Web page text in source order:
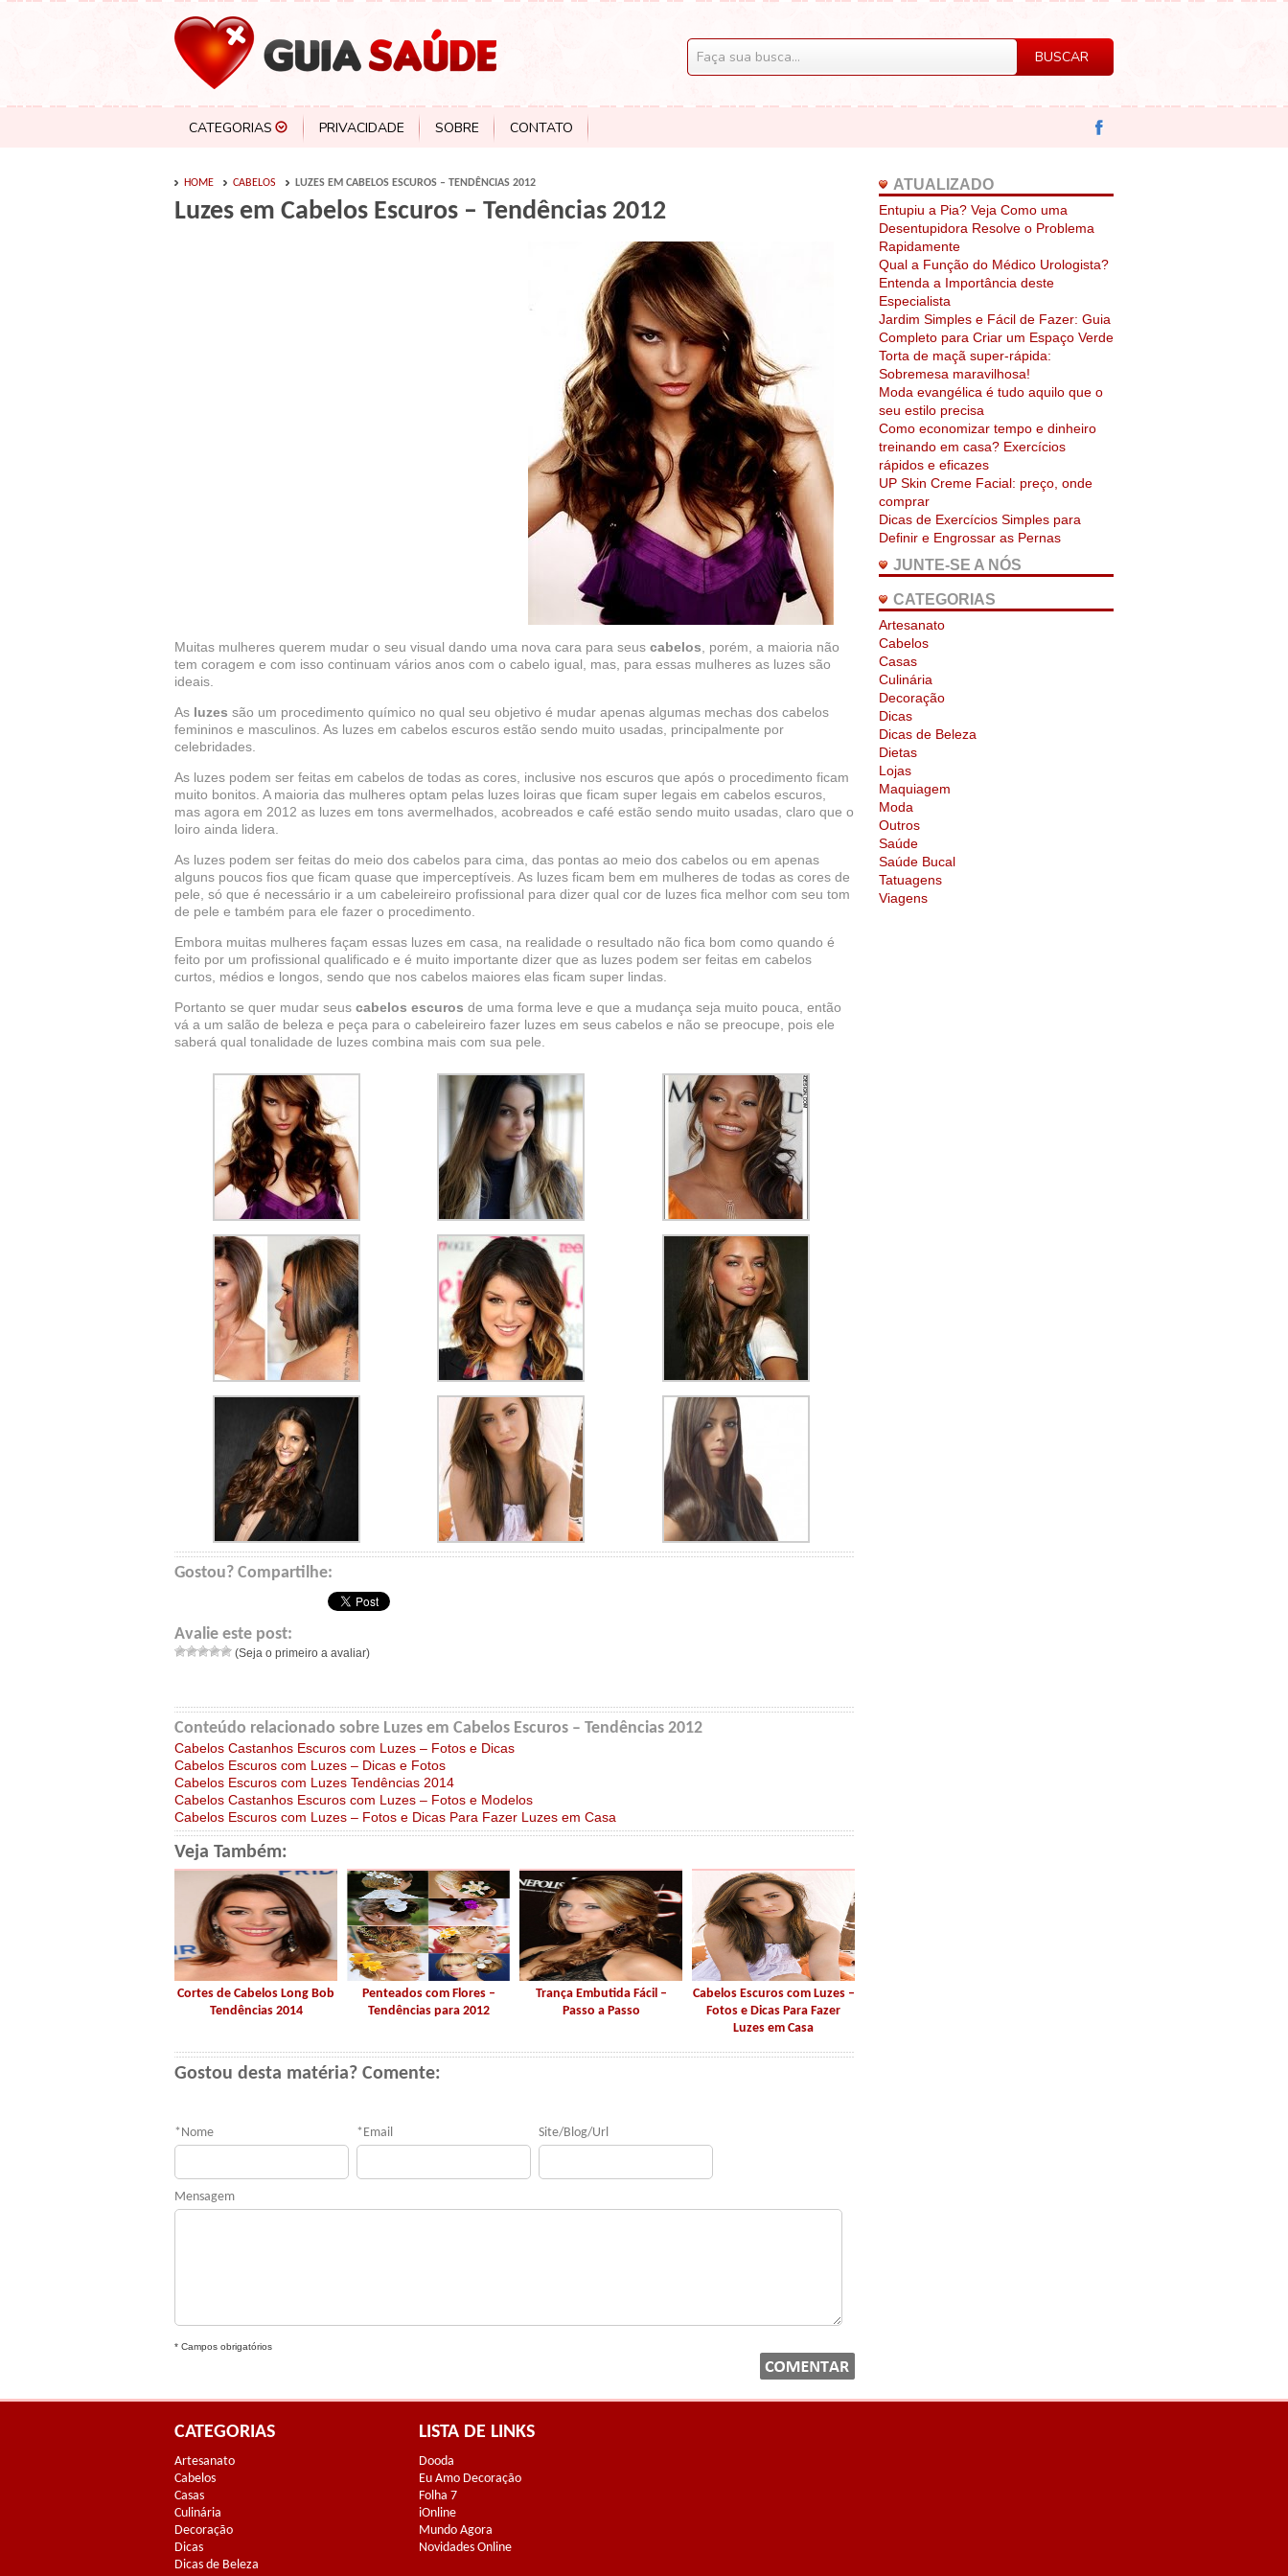
CATEGORIAS PRIVACIDADE SOBRE CONTATO
HOME CABELOS LUZES EM CABELOS ESCUROS – TENDÊNCIAS 2012
Luzes em Cabelos Escuros – Tendências 2012
Muitas mulheres querem mudar o seu visual dando uma nova cara para seus cabelos , porém, a maioria não
tem coragem e com isso continuam vários anos com o cabelo igual, mas, para essas mulheres as luzes são
ideais.
As luzes são um procedimento químico no qual seu objetivo é mudar apenas algumas mechas dos cabelos
femininos e masculinos. As luzes em cabelos escuros estão sendo muito usadas, principalmente por
celebridades.
As luzes podem ser feitas em cabelos de todas as cores, inclusive nos escuros que após o procedimento ficam
muito bonitos. A maioria das mulheres optam pelas luzes loiras que ficam super legais em cabelos escuros,
mas agora em 2012 as luzes em tons avermelhados, acobreados e café estão sendo muito usadas, claro que o
loiro ainda lidera.
As luzes podem ser feitas do meio dos cabelos para cima, das pontas ao meio dos cabelos ou em apenas
alguns poucos fios que ficam quase que imperceptíveis. As luzes ficam bem em mulheres de todas as cores de
pele, só que é necessário ir a um cabeleireiro profissional para dizer qual cor de luzes fica melhor com seu tom
de pele e também para ele fazer o procedimento.
Embora muitas mulheres façam essas luzes em casa, na realidade o resultado não fica bom como quando é
feito por um profissional qualificado e é muito importante dizer que as luzes podem ser feitas em cabelos
curtos, médios e longos, sendo que nos cabelos maiores elas ficam super lindas.
Portanto se quer mudar seus cabelos escuros de uma forma leve e que a mudança seja muito pouca, então
vá a um salão de beleza e peça para o cabeleireiro fazer luzes em seus cabelos e não se preocupe, pois ele
saberá qual tonalidade de luzes combina mais com sua pele.
Gostou? Compartilhe:
Avalie este post:
(Seja o primeiro a avaliar)
Conteúdo relacionado sobre Luzes em Cabelos Escuros – Tendências 2012
Cabelos Castanhos Escuros com Luzes – Fotos e Dicas
Cabelos Escuros com Luzes – Dicas e Fotos
Cabelos Escuros com Luzes Tendências 2014
Cabelos Castanhos Escuros com Luzes – Fotos e Modelos
Cabelos Escuros com Luzes – Fotos e Dicas Para Fazer Luzes em Casa
Veja Também:
Cortes de Cabelos Long Bob
Tendências 2014
Penteados com Flores –
Tendências para 2012
Trança Embutida Fácil –
Passo a Passo
Cabelos Escuros com Luzes –
Fotos e Dicas Para Fazer
Luzes em Casa
Gostou desta matéria? Comente:
* Nome * Email Site/Blog/Url
Mensagem
* Campos obrigatórios
ATUALIZADO
Entupiu a Pia? Veja Como uma
Desentupidora Resolve o Problema
Rapidamente
Qual a Função do Médico Urologista?
Entenda a Importância deste
Especialista
Jardim Simples e Fácil de Fazer: Guia
Completo para Criar um Espaço Verde
Torta de maçã super-rápida:
Sobremesa maravilhosa!
Moda evangélica é tudo aquilo que o
seu estilo precisa
Como economizar tempo e dinheiro
treinando em casa? Exercícios
rápidos e eficazes
UP Skin Creme Facial: preço, onde
comprar
Dicas de Exercícios Simples para
Definir e Engrossar as Pernas
JUNTE-SE A NÓS
CATEGORIAS
Artesanato
Cabelos
Casas
Culinária
Decoração
Dicas
Dicas de Beleza
Dietas
Lojas
Maquiagem
Moda
Outros
Saúde
Saúde Bucal
Tatuagens
Viagens
CATEGORIAS
Artesanato
Cabelos
Casas
Culinária
Decoração
Dicas
Dicas de Beleza
LISTA DE LINKS
Dooda
Eu Amo Decoração
Folha 7
iOnline
Mundo Agora
Novidades Online